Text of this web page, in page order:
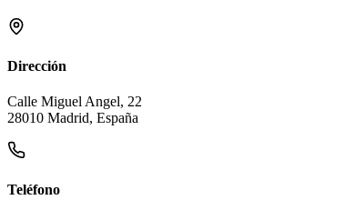
Dirección
Calle Miguel Angel, 22
28010 Madrid, España
Teléfono